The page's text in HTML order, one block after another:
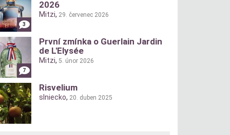
3
2026
Mitzi, 29. červenec 2026
7
První zmínka o Guerlain Jardin
de L'Elysée
Mitzi, 5. únor 2026
Risvelium
slniecko, 20. duben 2025